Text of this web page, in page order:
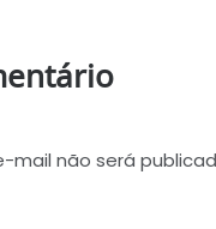
mail não será